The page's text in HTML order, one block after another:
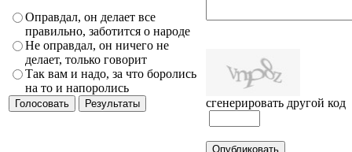
Оправдал, он делает все
правильно, заботится о народе
Не оправдал, он ничего не
делает, только говорит
Так вам и надо, за что боролись
на то и напоролись
сгенерировать другой код